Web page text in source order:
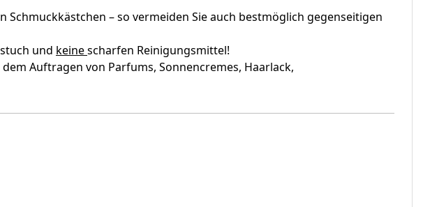
– so vermeiden Sie auch bestmöglich gegenseitigen
und keinescharfen Reinigungsmittel!
Auftragen von Parfums, Sonnencremes, Haarlack,